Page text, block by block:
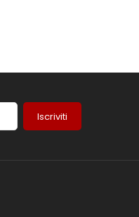
Iscriviti